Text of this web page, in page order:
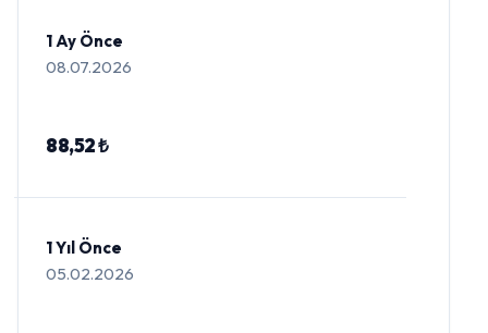
1 Ay Önce
08.07.2026
88,52 ₺
1 Yıl Önce
05.02.2026